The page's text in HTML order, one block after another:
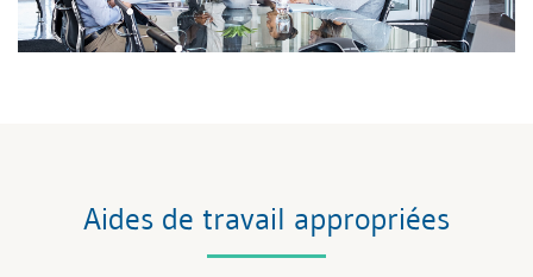
Aides de travail appropriées